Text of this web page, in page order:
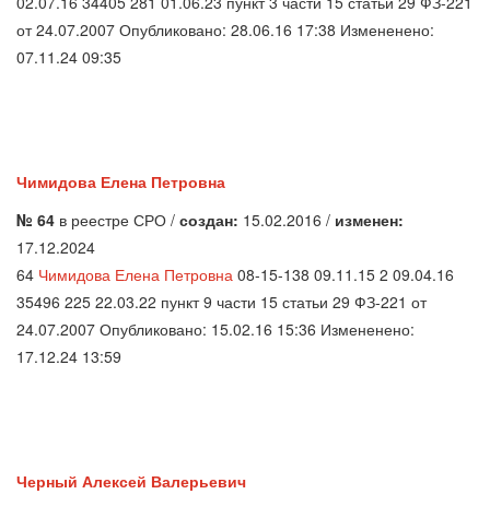
от 24.07.2007 Опубликовано: 28.06.16 17:38 Измененено:
07.11.24 09:35
Чимидова Елена Петровна
№ 64 в реестре СРО / создан: 15.02.2016 / изменен:
17.12.2024
64 Чимидова Елена Петровна 08-15-138 09.11.15 2 09.04.16
35496 225 22.03.22 пункт 9 части 15 статьи 29 ФЗ-221 от
24.07.2007 Опубликовано: 15.02.16 15:36 Измененено:
17.12.24 13:59
Черный Алексей Валерьевич